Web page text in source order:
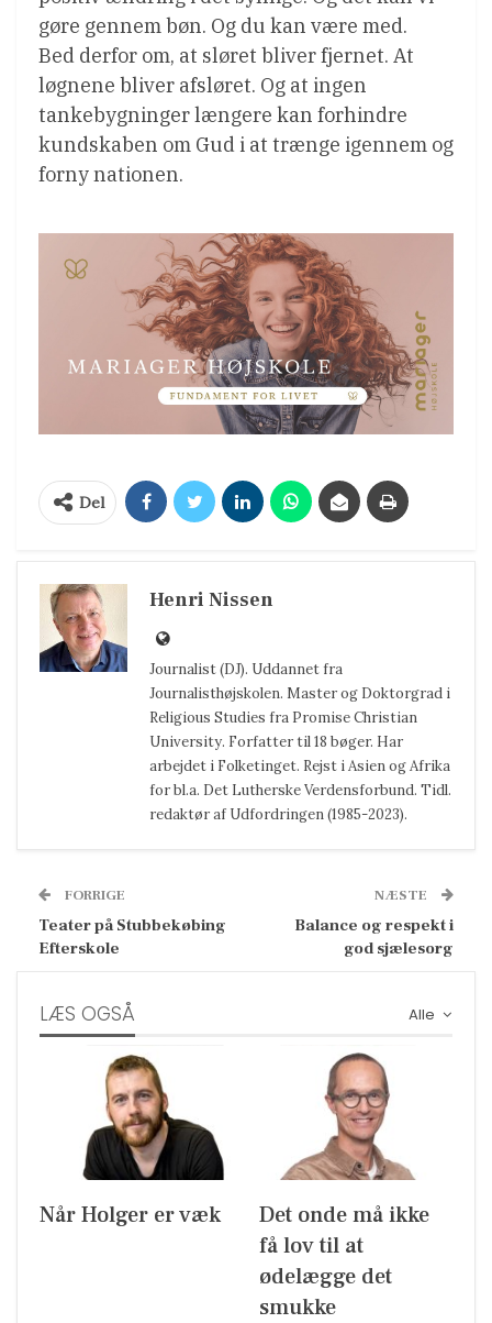
gøre gennem bøn. Og du kan være med.
Bed derfor om, at sløret bliver fjernet. At
løgnene bliver afsløret. Og at ingen
tankebygninger længere kan forhindre
kundskaben om Gud i at trænge igennem og
forny nationen.
Del
Henri Nissen
Journalist (DJ). Uddannet fra
Journalisthøjskolen. Master og Doktorgrad i
Religious Studies fra Promise Christian
University. Forfatter til 18 bøger. Har
arbejdet i Folketinget. Rejst i Asien og Afrika
for bl.a. Det Lutherske Verdensforbund. Tidl.
redaktør af Udfordringen (1985-2023).
FORRIGE
Teater på Stubbekøbing
Efterskole
NÆSTE
Balance og respekt i
god sjælesorg
Alle
LÆS OGSÅ
Når Holger er væk
Det onde må ikke
få lov til at
ødelægge det
smukke